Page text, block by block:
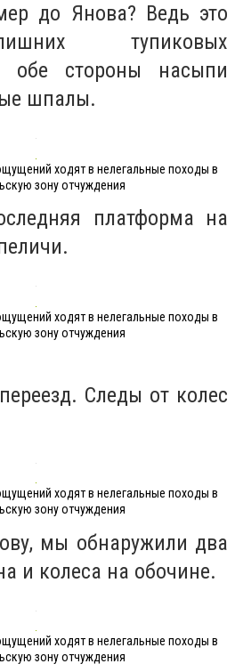
до Янова? Ведь это
тупиковых
обе стороны насыпи
шпалы.
ходят в нелегальные походы в
зону отчуждения
платформа на
ходят в нелегальные походы в
зону отчуждения
Следы от колес
ходят в нелегальные походы в
зону отчуждения
мы обнаружили два
и колеса на обочине.
ходят в нелегальные походы в
зону отчуждения